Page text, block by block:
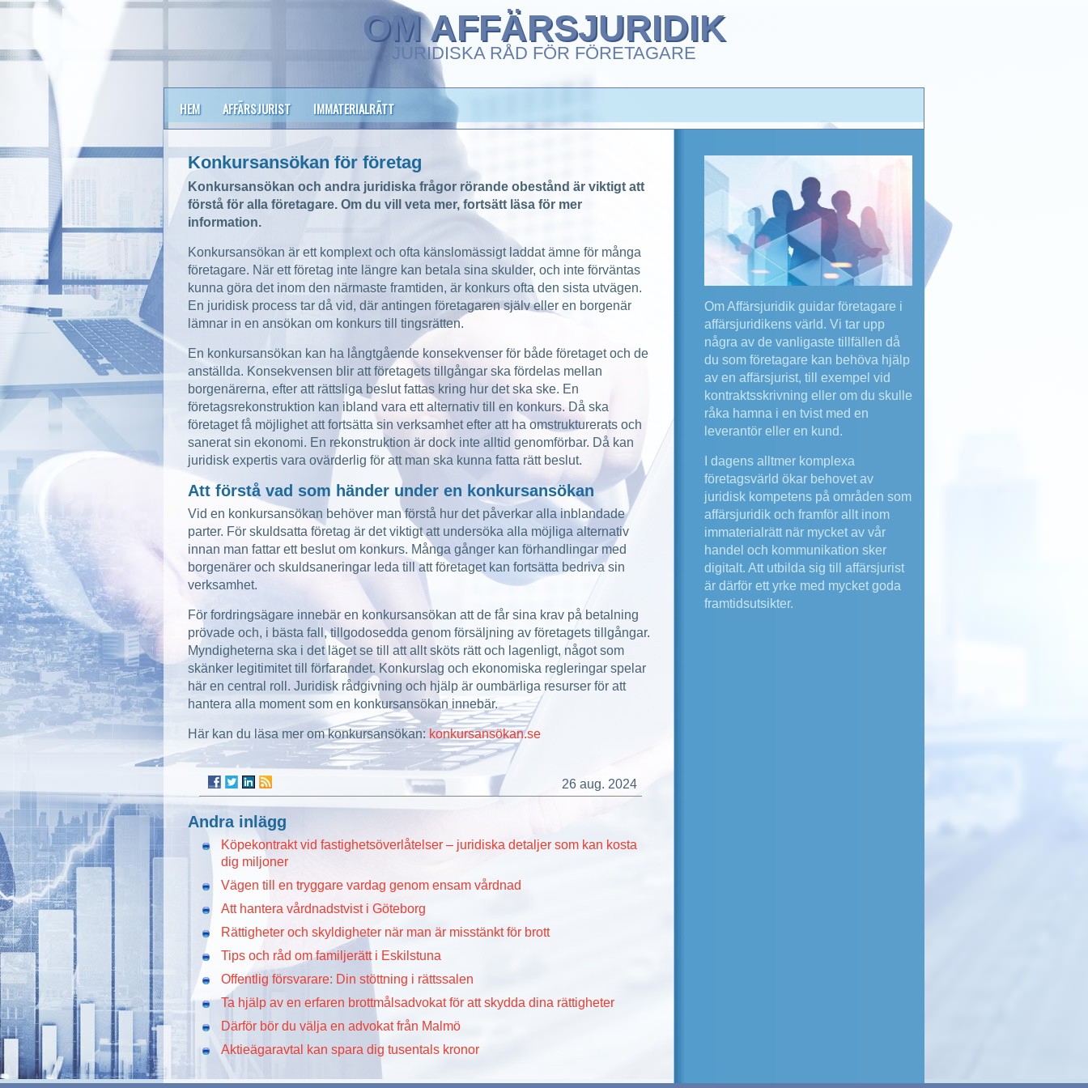
OM AFFÄRSJURIDIK
JURIDISKA RÅD FÖR FÖRETAGARE
HEM AFFÄRSJURIST IMMATERIALRÄTT
Konkursansökan för företag
Konkursansökan och andra juridiska frågor rörande obestånd är viktigt att
förstå för alla företagare. Om du vill veta mer, fortsätt läsa för mer
information.
Konkursansökan är ett komplext och ofta känslomässigt laddat ämne för många
företagare. När ett företag inte längre kan betala sina skulder, och inte förväntas
kunna göra det inom den närmaste framtiden, är konkurs ofta den sista utvägen.
En juridisk process tar då vid, där antingen företagaren själv eller en borgenär
lämnar in en ansökan om konkurs till tingsrätten.
En konkursansökan kan ha långtgående konsekvenser för både företaget och de
anställda. Konsekvensen blir att företagets tillgångar ska fördelas mellan
borgenärerna, efter att rättsliga beslut fattas kring hur det ska ske. En
företagsrekonstruktion kan ibland vara ett alternativ till en konkurs. Då ska
företaget få möjlighet att fortsätta sin verksamhet efter att ha omstrukturerats och
sanerat sin ekonomi. En rekonstruktion är dock inte alltid genomförbar. Då kan
juridisk expertis vara ovärderlig för att man ska kunna fatta rätt beslut.
Att förstå vad som händer under en konkursansökan
Vid en konkursansökan behöver man förstå hur det påverkar alla inblandade
parter. För skuldsatta företag är det viktigt att undersöka alla möjliga alternativ
innan man fattar ett beslut om konkurs. Många gånger kan förhandlingar med
borgenärer och skuldsaneringar leda till att företaget kan fortsätta bedriva sin
verksamhet.
För fordringsägare innebär en konkursansökan att de får sina krav på betalning
prövade och, i bästa fall, tillgodosedda genom försäljning av företagets tillgångar.
Myndigheterna ska i det läget se till att allt sköts rätt och lagenligt, något som
skänker legitimitet till förfarandet. Konkurslag och ekonomiska regleringar spelar
här en central roll. Juridisk rådgivning och hjälp är oumbärliga resurser för att
hantera alla moment som en konkursansökan innebär.
Här kan du läsa mer om konkursansökan: konkursansökan.se
26 aug. 2024
Andra inlägg
Köpekontrakt vid fastighetsöverlåtelser – juridiska detaljer som kan kosta
dig miljoner
Vägen till en tryggare vardag genom ensam vårdnad
Att hantera vårdnadstvist i Göteborg
Rättigheter och skyldigheter när man är misstänkt för brott
Tips och råd om familjerätt i Eskilstuna
Offentlig försvarare: Din stöttning i rättssalen
Ta hjälp av en erfaren brottmålsadvokat för att skydda dina rättigheter
Därför bör du välja en advokat från Malmö
Aktieägaravtal kan spara dig tusentals kronor
Om Affärsjuridik guidar företagare i
affärsjuridikens värld. Vi tar upp
några av de vanligaste tillfällen då
du som företagare kan behöva hjälp
av en affärsjurist, till exempel vid
kontraktsskrivning eller om du skulle
råka hamna i en tvist med en
leverantör eller en kund.
I dagens alltmer komplexa
företagsvärld ökar behovet av
juridisk kompetens på områden som
affärsjuridik och framför allt inom
immaterialrätt när mycket av vår
handel och kommunikation sker
digitalt. Att utbilda sig till affärsjurist
är därför ett yrke med mycket goda
framtidsutsikter.